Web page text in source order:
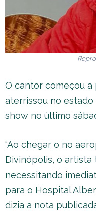
O cantor começou a
aterrissou no estado
show no último
“Ao chegar o no
Divinópolis, o artista
necessitando
para o Hospital
dizia a nota